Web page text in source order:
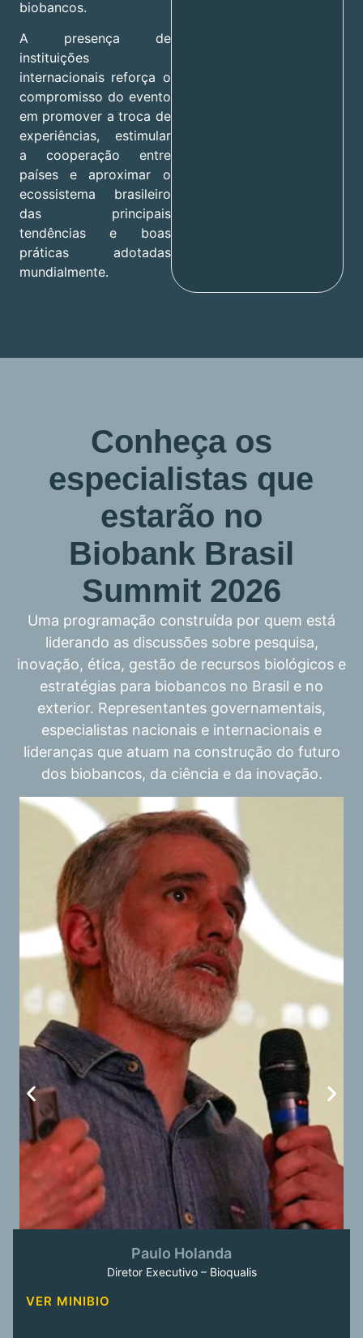
biobancos.
A presença de
instituições
internacionais reforça o
compromisso do evento
em promover a troca de
experiências, estimular
a cooperação entre
países e aproximar o
ecossistema brasileiro
das principais
tendências e boas
práticas adotadas
mundialmente.
Conheça os
especialistas que
estarão no
Biobank Brasil
Summit 2026
Uma programação construída por quem está
liderando as discussões sobre pesquisa,
inovação, ética, gestão de recursos biológicos e
estratégias para biobancos no Brasil e no
exterior. Representantes governamentais,
especialistas nacionais e internacionais e
lideranças que atuam na construção do futuro
dos biobancos, da ciência e da inovação.
Paulo Holanda
Diretor Executivo – Bioqualis
VER MINIBIO